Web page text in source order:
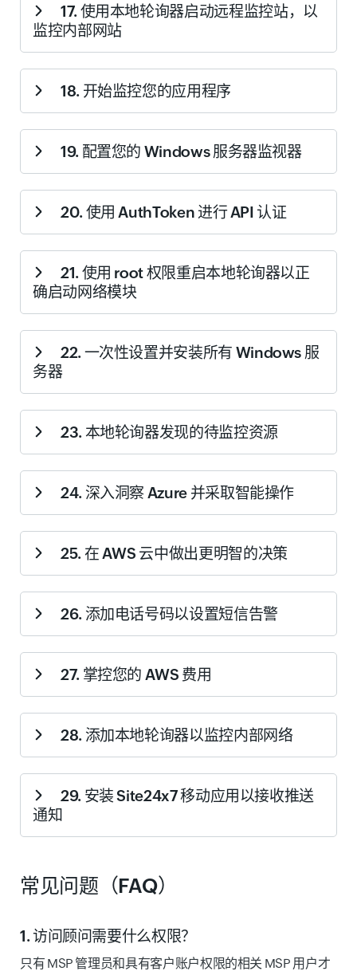
板，甚至自定义通过 HTTP 头传递的数据。一旦定义，这
些参数在 HTTP 请求调用期间将有意义的状态连同 URL 主
体一起传递。了解这些参数。
17. 使用本地轮询器启动远程监控站，以
监控内部网站
帮助您在网络中安装本地轮询器，以便将其映射为监视器
位置配置文件中的远程监控位置，从而用于监控内部托管
的网站。了解如何设置本地轮询器。
18. 开始监控您的应用程序
引导您完成 APM Insight 代理的安装和配置。APM Insight
帮助您了解应用程序行为，通过深入到单独代码行来消除
错误。您可以优化应用程序性能，提前预防中断。了解
APM Insight。
19. 配置您的 Windows 服务器监视器
引导您完成服务器监控代理的安装和配置，以监控
Windows 服务器的关键性能指标。了解 Windows 服务器
监控。
20. 使用 AuthToken 进行 API 认证
帮助您使用生成的 AuthToken 启用 API 认证。Site24x7 提
供全面的 API 集，可实现远程监控。了解 AuthToken。
21. 使用 root 权限重启本地轮询器以正
确启动网络模块
引导您使用 root/管理员权限重启本地轮询器，以正确启
动网络模块。了解操作方法。
22. 一次性设置并安装所有 Windows 服
务器
帮助您使用远程安装批量安装已发现的 Windows 服务
器。通过远程安装，您可以在几分钟内批量安装代理，并
开始监控所有 Windows 服务器。了解远程安装。
23. 本地轮询器发现的待监控资源
允许您预览本地轮询器发现的资源，以便将其添加到监控
中。本地轮询器可发现网络中安装的 VMware 基础设施组
件、互联网服务和网络设备。了解内网深度发现。
24. 深入洞察 Azure 并采取智能操作
帮助您只需单击一次即可开始监控您的 Azure 资源。了解
Azure 监控。25. 在 AWS 云中做出更明智的决策
帮助您将 Site24x7 的代理与 CloudWatch 集成结合使用，
全面了解支撑 AWS 部署的所有 IaaS 和 PaaS 服务。
操作方法。
26. 添加电话号码以设置短信告警
帮助您添加并验证电话号码，以通过短信接收监视器状态
告警。
了解如何在 Site24x7 中设置短信告警
27. 掌控您的 AWS 费用
要全面了解 Amazon Web Services（AWS）等自建公有
云平台，仅靠指标和日志还不够。加入CloudSpend 测试
版计划——我们全新的基于 SaaS 的成本管理解决方案，
了解您在 AWS 云中产生费用的时间和位置。
28. 添加本地轮询器以监控内部网络
使用本地轮询器监控防火墙或虚拟专用网络（VPN）后面
的内部网络和资源。在分布式组织的各分支机构安装本地
轮询器，并从每个分支机构监控用户体验。了解如何
本地轮询器。
29. 安装 Site24x7 移动应用以接收推送
通知
监控网站或服务器、使用根因分析（RCA）分析宕机情
况、查看中断历史、按位置查看响应时间等更多功能。请
常见问题（FAQ）
1. 访问顾问需要什么权限？
只有 MSP 管理员和具有客户账户权限的相关 MSP 用户才